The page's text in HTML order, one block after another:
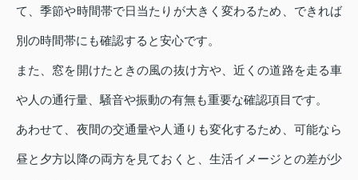
て、季節や時間帯で日当たりが大きく変わるため、できれば
別の時間帯にも確認すると安心です。
また、窓を開けたときの風の抜け方や、近くの道路を走る車
や人の通行量、騒音や振動の有無も重要な確認項目です。
あわせて、夜間の交通量や人通りも変化するため、可能なら
昼と夕方以降の両方を見ておくと、生活イメージとの差が少